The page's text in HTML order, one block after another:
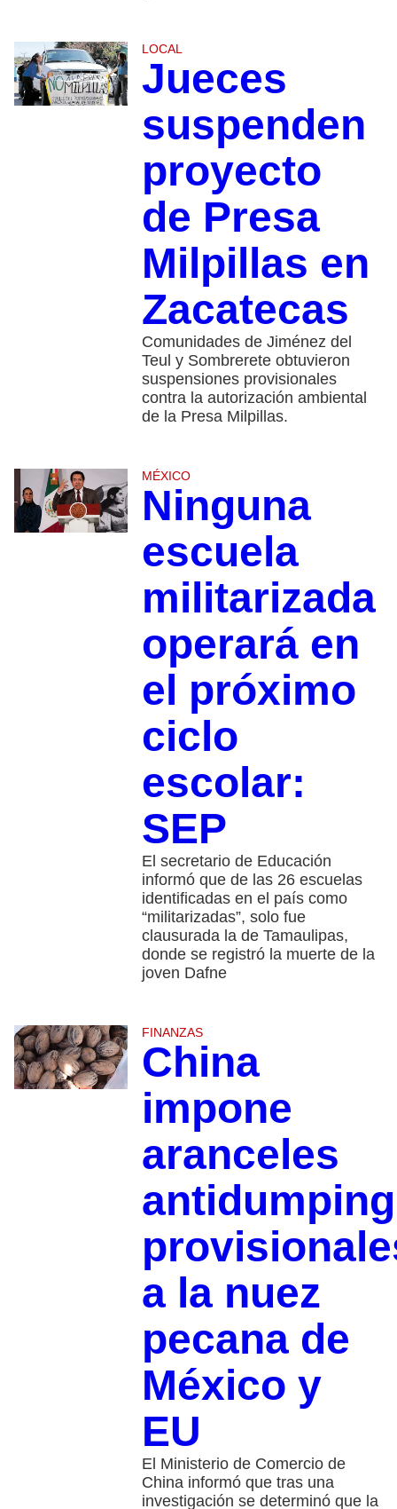
LOCAL
Jueces
suspenden
proyecto
de Presa
Milpillas en
Zacatecas
Comunidades de Jiménez del
Teul y Sombrerete obtuvieron
suspensiones provisionales
contra la autorización ambiental
de la Presa Milpillas.
MÉXICO
Ninguna
escuela
militarizada
operará en
el próximo
ciclo
escolar:
SEP
El secretario de Educación
informó que de las 26 escuelas
identificadas en el país como
“militarizadas”, solo fue
clausurada la de Tamaulipas,
donde se registró la muerte de la
joven Dafne
FINANZAS
China
impone
aranceles
antidumping
a la nuez
pecana de
México y
EU
El Ministerio de Comercio de
China informó que tras una
investigación se determinó que la